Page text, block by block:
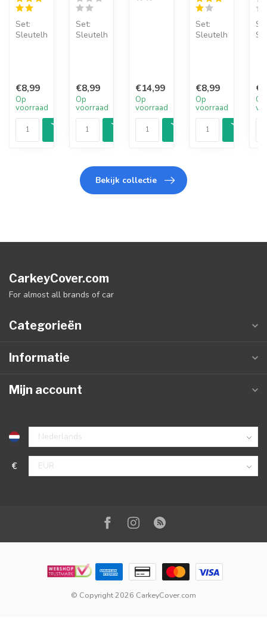
Set:
Sleutelhoesje
€8,99
Op
voorraad
Set:
Sleutelhoesje
€8,99
Op
voorraad
€14,99
Op
voorraad
Set:
Sleutelhoesje
€8,99
Op
voorraad
Op
Bekijk collectie
CarkeyCover.com
For almost all brands of car
Categorieën
Informatie
Mijn account
€
© Copyright 2026 CarkeyCover.com